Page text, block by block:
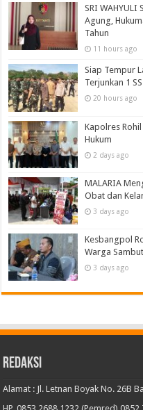
SRI WAHYULI
Agung,
Tahun
11 hours ago
Siap Tempur
Terjunkan 1
20 hours ago
Kapolres
Hukum
2 days ago
MALARIA
Obat dan
3 days ago
Kesbangpol
Warga
3 days ago
Redaksi
Alamat : Jl. Letnan Boyak No. 26B